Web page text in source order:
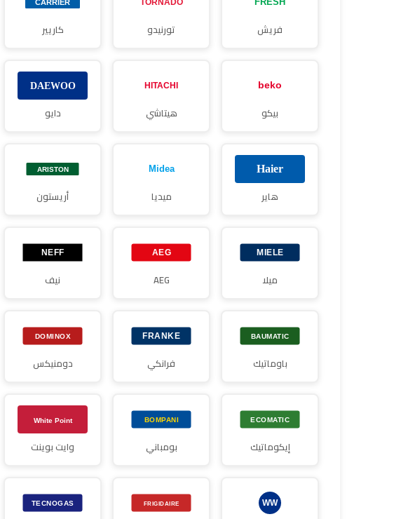
فريش تورنيدو كاريير
بيكو هيتاشي دايو
هاير ميديا أريستون
ميلا AEG نيف
باوماتيك فرانكي دومنيكس
إيكوماتيك بومباني وايت بوينت